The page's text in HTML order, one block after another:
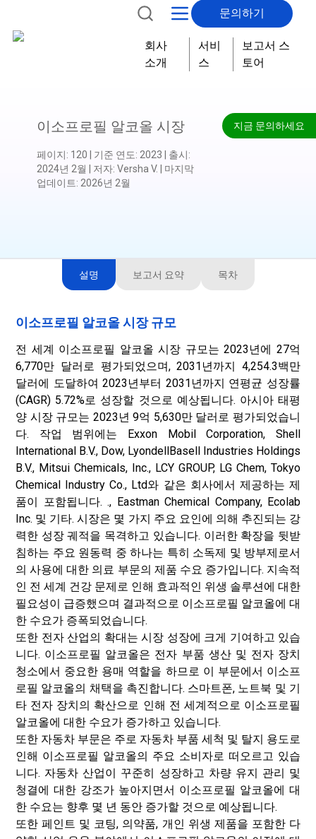
문의하기
회사
소개
서비
스
보고서 스
토어
지금 문의하세요
이소프로필 알코올 시장
페이지: 120 기준 연도: 2023 출시:
2024년 2월
저자: Versha V.
마지막
업데이트: 2026년 2월
설명 보고서 요약 목차
이소프로필 알코올 시장 규모
전 세계 이소프로필 알코올 시장 규모는 2023년에 27억
6,770만 달러로 평가되었으며, 2031년까지 4,254.3백만
달러에 도달하여 2023년부터 2031년까지 연평균 성장률
(CAGR) 5.72%로 성장할 것으로 예상됩니다. 아시아 태평
양 시장 규모는 2023년 9억 5,630만 달러로 평가되었습니
다. 작업 범위에는 Exxon Mobil Corporation, Shell
International B.V., Dow, LyondellBasell Industries Holdings
B.V., Mitsui Chemicals, Inc., LCY GROUP, LG Chem, Tokyo
Chemical Industry Co., Ltd와 같은 회사에서 제공하는 제
품이 포함됩니다. ., Eastman Chemical Company, Ecolab
Inc. 및 기타. 시장은 몇 가지 주요 요인에 의해 추진되는 강
력한 성장 궤적을 목격하고 있습니다. 이러한 확장을 뒷받
침하는 주요 원동력 중 하나는 특히 소독제 및 방부제로서
의 사용에 대한 의료 부문의 제품 수요 증가입니다. 지속적
인 전 세계 건강 문제로 인해 효과적인 위생 솔루션에 대한
필요성이 급증했으며 결과적으로 이소프로필 알코올에 대
한 수요가 증폭되었습니다.
또한 전자 산업의 확대는 시장 성장에 크게 기여하고 있습
니다. 이소프로필 알코올은 전자 부품 생산 및 전자 장치
청소에서 중요한 용매 역할을 하므로 이 부문에서 이소프
로필 알코올의 채택을 촉진합니다. 스마트폰, 노트북 및 기
타 전자 장치의 확산으로 인해 전 세계적으로 이소프로필
알코올에 대한 수요가 증가하고 있습니다.
또한 자동차 부문은 주로 자동차 부품 세척 및 탈지 용도로
인해 이소프로필 알코올의 주요 소비자로 떠오르고 있습
니다. 자동차 산업이 꾸준히 성장하고 차량 유지 관리 및
청결에 대한 강조가 높아지면서 이소프로필 알코올에 대
한 수요는 향후 몇 년 동안 증가할 것으로 예상됩니다.
또한 페인트 및 코팅, 의약품, 개인 위생 제품을 포함한 다